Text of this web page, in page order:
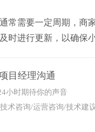
常需要一定周期，商
时进行更新，以确保
目经理沟通
小时期待你的声音
术咨询/运营咨询/技术建